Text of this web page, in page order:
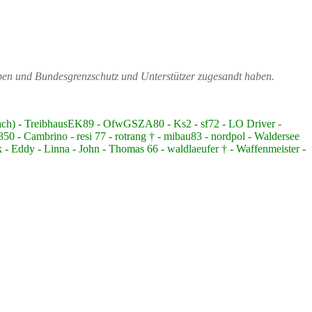
und Bundesgrenzschutz und Unterstützer zugesandt haben.
- TreibhausEK89 - OfwGSZA80 - Ks2 - sf72 - LO Driver -
- Cambrino - resi 77 - rotrang † - mibau83 - nordpol - Waldersee
Eddy - Linna - John - Thomas 66 - waldlaeufer † - Waffenmeister -